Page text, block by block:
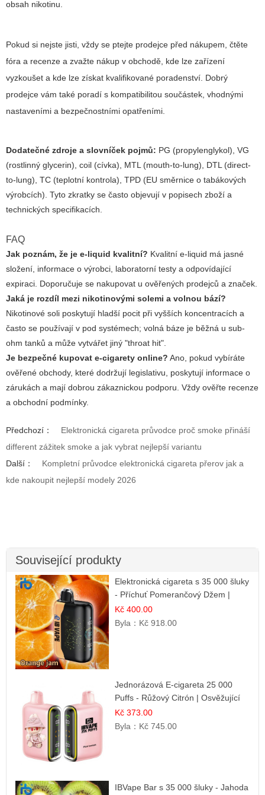
obsah nikotinu.
Pokud si nejste jisti, vždy se ptejte prodejce před nákupem, čtěte
fóra a recenze a zvažte nákup v obchodě, kde lze zařízení
vyzkoušet a kde lze získat kvalifikované poradenství. Dobrý
prodejce vám také poradí s kompatibilitou součástek, vhodnými
nastaveními a bezpečnostními opatřeními.
Dodatečné zdroje a slovníček pojmů: PG (propylenglykol), VG
(rostlinný glycerin), coil (cívka), MTL (mouth-to-lung), DTL (direct-
to-lung), TC (teplotní kontrola), TPD (EU směrnice o tabákových
výrobcích). Tyto zkratky se často objevují v popisech zboží a
technických specifikacích.
FAQ
Jak poznám, že je e-liquid kvalitní? Kvalitní e-liquid má jasné
složení, informace o výrobci, laboratorní testy a odpovídající
expiraci. Doporučuje se nakupovat u ověřených prodejců a značek.
Jaká je rozdíl mezi nikotinovými solemi a volnou bází?
Nikotinové soli poskytují hladší pocit při vyšších koncentracích a
často se používají v pod systémech; volná báze je běžná u sub-
ohm tanků a může vytvářet jiný "throat hit".
Je bezpečné kupovat e-cigarety online? Ano, pokud vybíráte
ověřené obchody, které dodržují legislativu, poskytují informace o
zárukách a mají dobrou zákaznickou podporu. Vždy ověřte recenze
a obchodní podmínky.
Předchozí：
Elektronická cigareta průvodce proč smoke přináší
different zážitek smoke a jak vybrat nejlepší variantu
Další：
Kompletní průvodce elektronická cigareta přerov jak a
kde nakoupit nejlepší modely 2026
Související produkty
Elektronická cigareta s 35 000 šluky
- Příchuť Pomerančový Džem |
Dlouhotrvající zážitek
Kč 400.00
Byla： Kč 918.00
Jednorázová E-cigareta 25 000
Puffs - Růžový Citrón | Osvěžující
citrusová příchuť
Kč 373.00
Byla： Kč 745.00
IBVape Bar s 35 000 šluky - Jahoda